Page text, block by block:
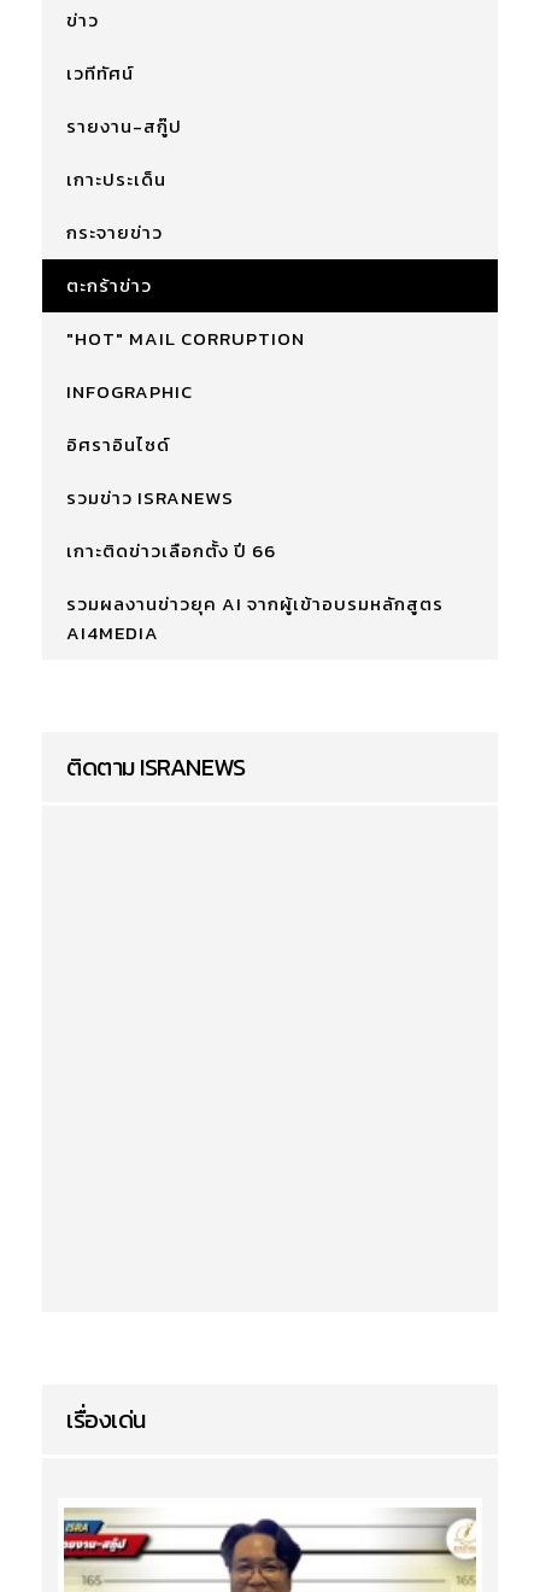
ข่าว
เวทีทัศน์
รายงาน-สกู๊ป
เกาะประเด็น
กระจายข่าว
ตะกร้าข่าว
"HOT" MAIL CORRUPTION
INFOGRAPHIC
อิศราอินไซด์
รวมข่าว ISRANEWS
เกาะติดข่าวเลือกตั้ง ปี 66
รวมผลงานข่าวยุค AI จากผู้เข้าอบรมหลักสูตร
AI4MEDIA
ติดตาม ISRANEWS
เรื่องเด่น